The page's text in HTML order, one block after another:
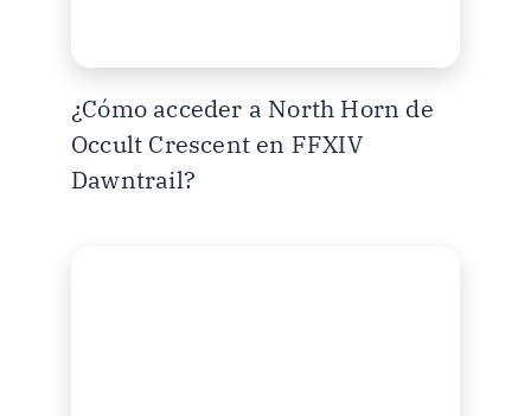
¿Cómo acceder a North Horn de
Occult Crescent en FFXIV
Dawntrail?